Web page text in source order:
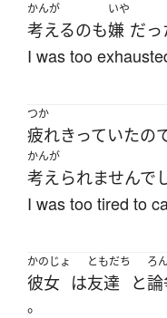
かんが
考えるのも
いや
嫌 だっ
I was too
つか
疲れきっていたの
かんが
考えられませんで
I was too tired to
かのじょ
彼女 は
ともだち
友達 と
ろ
。